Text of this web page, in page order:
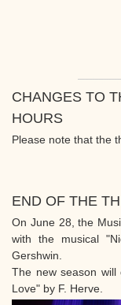
CHANGES TO
HOURS
Please note that the
END OF THE
On June 28, the
with the musical
Gershwin.
The new season
Love" by F. Herve.